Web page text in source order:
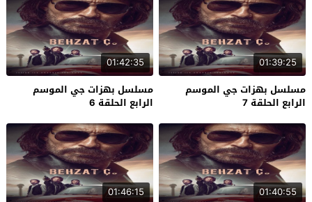
01:39:25
مسلسل بهزات جي الموسم
الرابع الحلقة 7
01:42:35
مسلسل بهزات جي الموسم
الرابع الحلقة 6
01:40:55
01:46:15